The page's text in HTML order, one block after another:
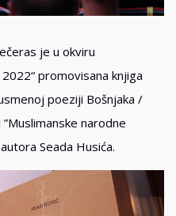
je u okviru
promovisana knjiga
poeziji Bošnjaka /
narodne
Seada Husića.